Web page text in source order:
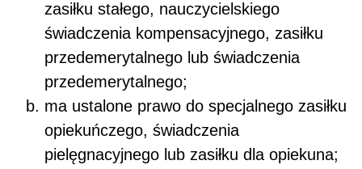
zasiłku stałego, nauczycielskiego
świadczenia kompensacyjnego, zasiłku
przedemerytalnego lub świadczenia
przedemerytalnego;
ma ustalone prawo do specjalnego zasiłku
opiekuńczego, świadczenia
pielęgnacyjnego lub zasiłku dla opiekuna;